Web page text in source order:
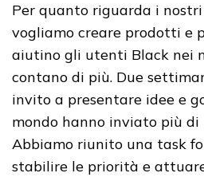
Per quanto riguarda i
vogliamo creare prodotti e
aiutino gli utenti Black nei
contano di più. Due
invito a presentare idee e
mondo hanno inviato più
Abbiamo riunito una task
stabilire le priorità e